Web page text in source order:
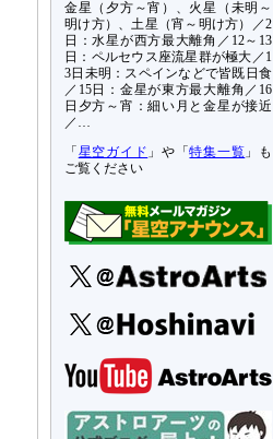
金星（夕方～宵）、火星（未明～
明け方）、土星（宵～明け方）／2
日：水星が西方最大離角／12～13
日：ペルセウス座流星群が極大／1
3日未明：スペインなどで皆既日食
／15日：金星が東方最大離角／16
日夕方～宵：細い月と金星が接近
／…
「 星空ガイド 」や「特集一覧 」も
ご覧ください